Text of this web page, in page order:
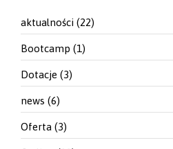
aktualności (22)
Bootcamp (1)
Dotacje (3)
news (6)
Oferta (3)